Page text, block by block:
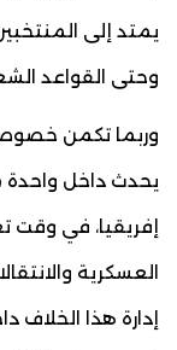
يمتد إلى المنتخبين
وحتى القواعد
وربما تكمن
يحدث داخل واحدة
إفريقيا، في وقت
العسكرية
إدارة هذا